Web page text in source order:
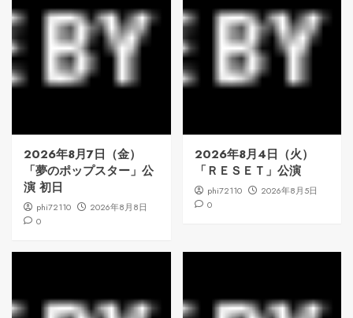
2026年8月7日（金）
「夢のポップスター」公
演 初日
phi72110
2026年8月8日
0
2026年8月4日（火）
「ＲＥＳＥＴ」公演
phi72110
2026年8月5日
0